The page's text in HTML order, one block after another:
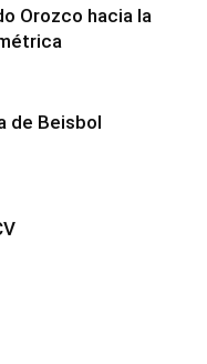
Orozco hacia la
de Beisbol